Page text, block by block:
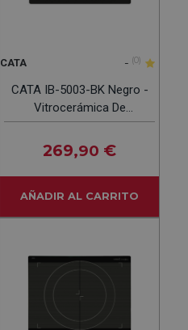
CATA - (0)
CATA IB-5003-BK Negro -
Vitrocerámica De
Inducción 60CM
269,90 €
AÑADIR AL CARRITO